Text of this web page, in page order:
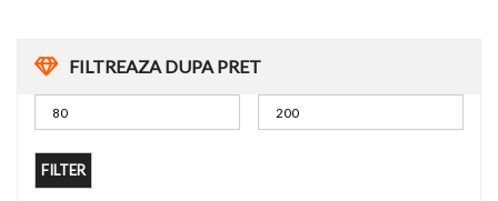
FILTREAZA DUPA PRET
FILTER